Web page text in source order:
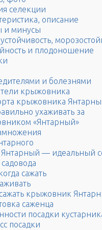
селекции
описание
и минусы
и плодоношение
и болезнями
крыжовника
крыжовника
ухаживать за
«Янтарный»
— идеальный
сажать
крыжовник
саженца
посадки
посадки